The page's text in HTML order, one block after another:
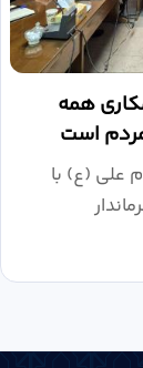
همه
است
علی (ع) با